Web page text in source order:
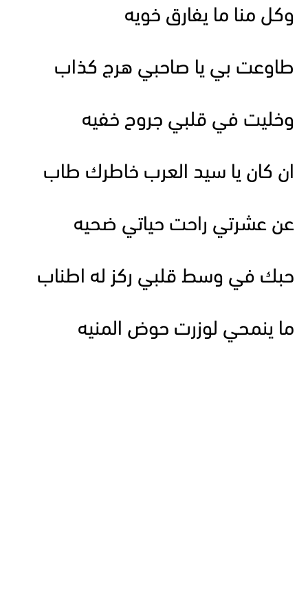
وكل منا ما يفارق خويه
طاوعت بي يا صاحبي هرج كذاب
وخليت في قلبي جروح خفيه
ان كان يا سيد العرب خاطرك طاب
عن عشرتي راحت حياتي ضحيه
حبك في وسط قلبي ركز له اطناب
ما ينمحي لوزرت حوض المنيه